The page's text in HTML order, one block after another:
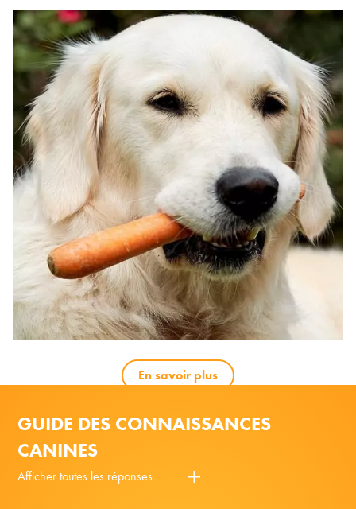
En savoir plus
GUIDE DES CONNAISSANCES
CANINES
Afficher toutes les réponses